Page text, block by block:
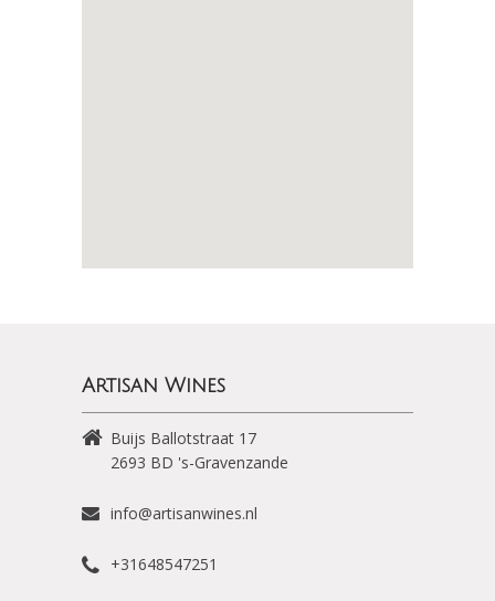
Artisan Wines
Buijs Ballotstraat 17
2693 BD 's-Gravenzande
info@artisanwines.nl
+31648547251